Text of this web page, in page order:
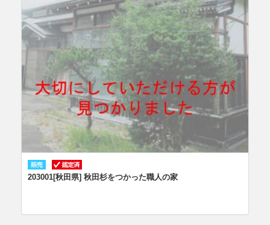
i
o
203001[秋田県] 秋田杉をつかった職人の家